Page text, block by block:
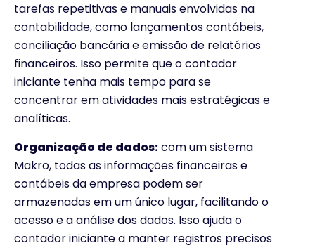
tarefas repetitivas e manuais envolvidas na
contabilidade, como lançamentos contábeis,
conciliação bancária e emissão de relatórios
financeiros. Isso permite que o contador
iniciante tenha mais tempo para se
concentrar em atividades mais estratégicas e
analíticas.
Organização de dados:com um sistema
Makro, todas as informações financeiras e
contábeis da empresa podem ser
armazenadas em um único lugar, facilitando o
acesso e a análise dos dados. Isso ajuda o
contador iniciante a manter registros precisos